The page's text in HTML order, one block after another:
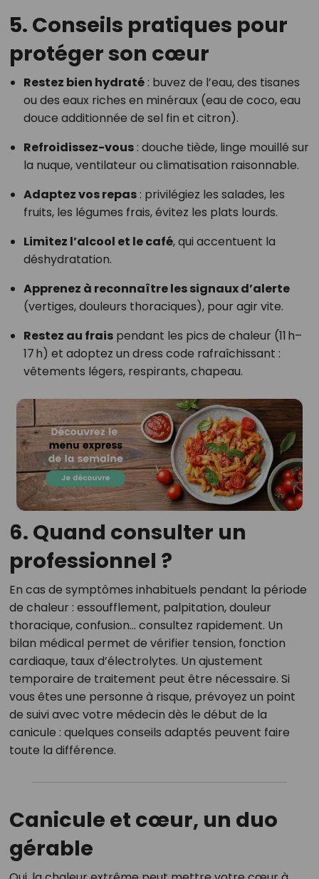
5. Conseils pratiques pour
protéger son cœur
Restez bien hydraté: buvez de l’eau, des tisanes
ou des eaux riches en minéraux (eau de coco, eau
douce additionnée de sel fin et citron).
Refroidissez-vous: douche tiède, linge mouillé sur
la nuque, ventilateur ou climatisation raisonnable.
Adaptez vos repas: privilégiez les salades, les
fruits, les légumes frais, évitez les plats lourds.
Limitez l’alcool et le café, qui accentuent la
déshydratation.
Apprenez à reconnaître les signaux d’alerte
(vertiges, douleurs thoraciques), pour agir vite.
Restez au fraispendant les pics de chaleur (11 h–
17 h) et adoptez un dress code rafraîchissant :
vêtements légers, respirants, chapeau.
6. Quand consulter un
professionnel ?
En cas de symptômes inhabituels pendant la période
de chaleur : essoufflement, palpitation, douleur
thoracique, confusion… consultez rapidement. Un
bilan médical permet de vérifier tension, fonction
cardiaque, taux d’électrolytes. Un ajustement
temporaire de traitement peut être nécessaire. Si
vous êtes une personne à risque, prévoyez un point
de suivi avec votre médecin dès le début de la
canicule : quelques conseils adaptés peuvent faire
toute la différence.
Canicule et cœur, un duo
gérable